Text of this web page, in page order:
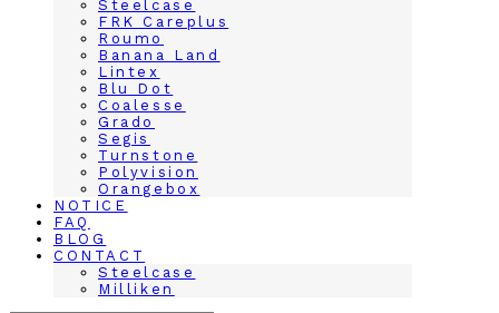
Steelcase
FRK Careplus
Roumo
Banana Land
Lintex
Blu Dot
Coalesse
Grado
Segis
Turnstone
Polyvision
Orangebox
NOTICE
FAQ
BLOG
CONTACT
Steelcase
Milliken